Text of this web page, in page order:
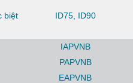
ID75, ID90
biệt
IAPVNB
PAPVNB
EAPVNB